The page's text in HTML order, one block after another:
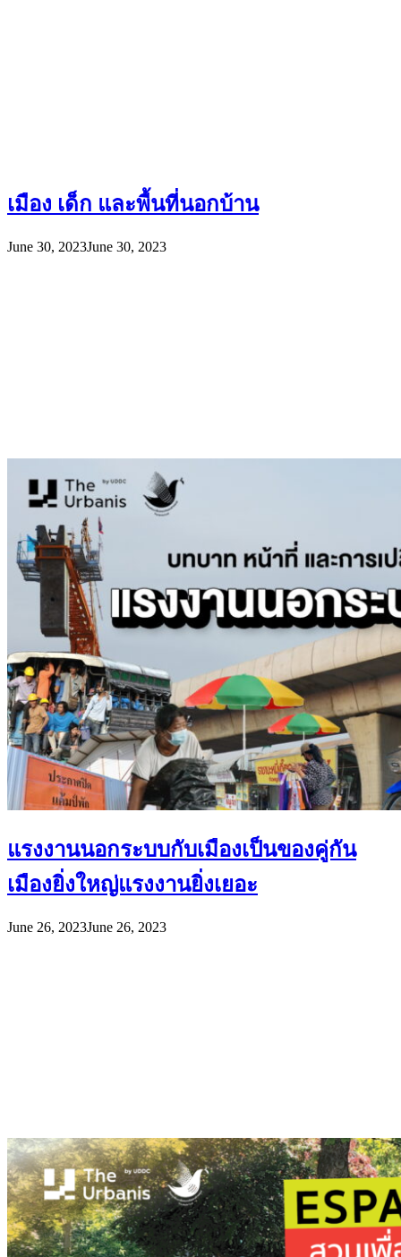
เมือง เด็ก และพื้นที่นอกบ้าน
June 30, 2023June 30, 2023
แรงงานนอกระบบกับเมืองเป็นของคู่กัน
เมืองยิ่งใหญ่แรงงานยิ่งเยอะ
June 26, 2023June 26, 2023